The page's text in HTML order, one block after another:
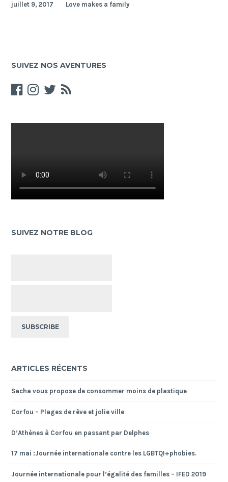
juillet 9, 2017 Love makes a family
SUIVEZ NOS AVENTURES
SUIVEZ NOTRE BLOG
ARTICLES RÉCENTS
Sacha vous propose de consommer moins de plastique
Corfou – Plages de rêve et jolie ville
D’Athènes à Corfou en passant par Delphes
17 mai :Journée internationale contre les LGBTQI+phobies.
Journée internationale pour l’égalité des familles – IFED 2019